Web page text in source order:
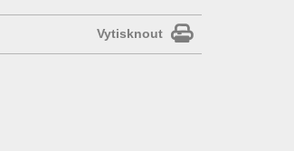
Vytisknout